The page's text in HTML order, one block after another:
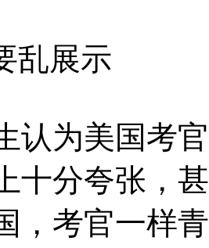
乱展示
认为美国考
十分夸张，
，考官一样